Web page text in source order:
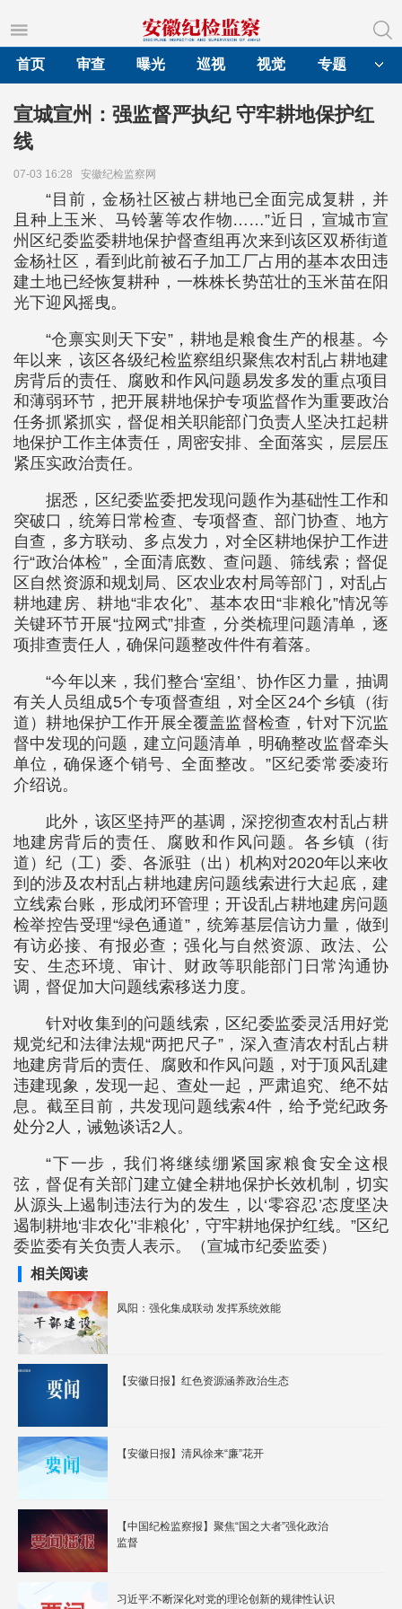
首页
审查 曝光 巡视 视觉 专题
宣城宣州：强监督严执纪 守牢耕地保护红
线
07-03 16:28 安徽纪检监察网
“目前，金杨社区被占耕地已全面完成复耕，并
且种上玉米、马铃薯等农作物……”近日，宣城市宣
州区纪委监委耕地保护督查组再次来到该区双桥街道
金杨社区，看到此前被石子加工厂占用的基本农田违
建土地已经恢复耕种，一株株长势茁壮的玉米苗在阳
光下迎风摇曳。
“仓禀实则天下安”，耕地是粮食生产的根基。今
年以来，该区各级纪检监察组织聚焦农村乱占耕地建
房背后的责任、腐败和作风问题易发多发的重点项目
和薄弱环节，把开展耕地保护专项监督作为重要政治
任务抓紧抓实，督促相关职能部门负责人坚决扛起耕
地保护工作主体责任，周密安排、全面落实，层层压
紧压实政治责任。
据悉，区纪委监委把发现问题作为基础性工作和
突破口，统筹日常检查、专项督查、部门协查、地方
自查，多方联动、多点发力，对全区耕地保护工作进
行“政治体检”，全面清底数、查问题、筛线索；督促
区自然资源和规划局、区农业农村局等部门，对乱占
耕地建房、耕地“非农化”、基本农田“非粮化”情况等
关键环节开展“拉网式”排查，分类梳理问题清单，逐
项排查责任人，确保问题整改件件有着落。
“今年以来，我们整合‘室组’、协作区力量，抽调
有关人员组成5个专项督查组，对全区24个乡镇（街
道）耕地保护工作开展全覆盖监督检查，针对下沉监
督中发现的问题，建立问题清单，明确整改监督牵头
单位，确保逐个销号、全面整改。”区纪委常委凌珩
介绍说。
此外，该区坚持严的基调，深挖彻查农村乱占耕
地建房背后的责任、腐败和作风问题。各乡镇（街
道）纪（工）委、各派驻（出）机构对2020年以来收
到的涉及农村乱占耕地建房问题线索进行大起底，建
立线索台账，形成闭环管理；开设乱占耕地建房问题
检举控告受理“绿色通道”，统筹基层信访力量，做到
有访必接、有报必查；强化与自然资源、政法、公
安、生态环境、审计、财政等职能部门日常沟通协
调，督促加大问题线索移送力度。
针对收集到的问题线索，区纪委监委灵活用好党
规党纪和法律法规“两把尺子”，深入查清农村乱占耕
地建房背后的责任、腐败和作风问题，对于顶风乱建
违建现象，发现一起、查处一起，严肃追究、绝不姑
息。截至目前，共发现问题线索4件，给予党纪政务
处分2人，诫勉谈话2人。
“下一步，我们将继续绷紧国家粮食安全这根
弦，督促有关部门建立健全耕地保护长效机制，切实
从源头上遏制违法行为的发生，以‘零容忍’态度坚决
遏制耕地‘非农化’‘非粮化’，守牢耕地保护红线。”区纪
委监委有关负责人表示。（宣城市纪委监委）
相关阅读
凤阳：强化集成联动 发挥系统效能
【安徽日报】红色资源涵养政治生态
【安徽日报】清风徐来“廉”花开
【中国纪检监察报】聚焦“国之大者”强化政治
监督
习近平:不断深化对党的理论创新的规律性认识